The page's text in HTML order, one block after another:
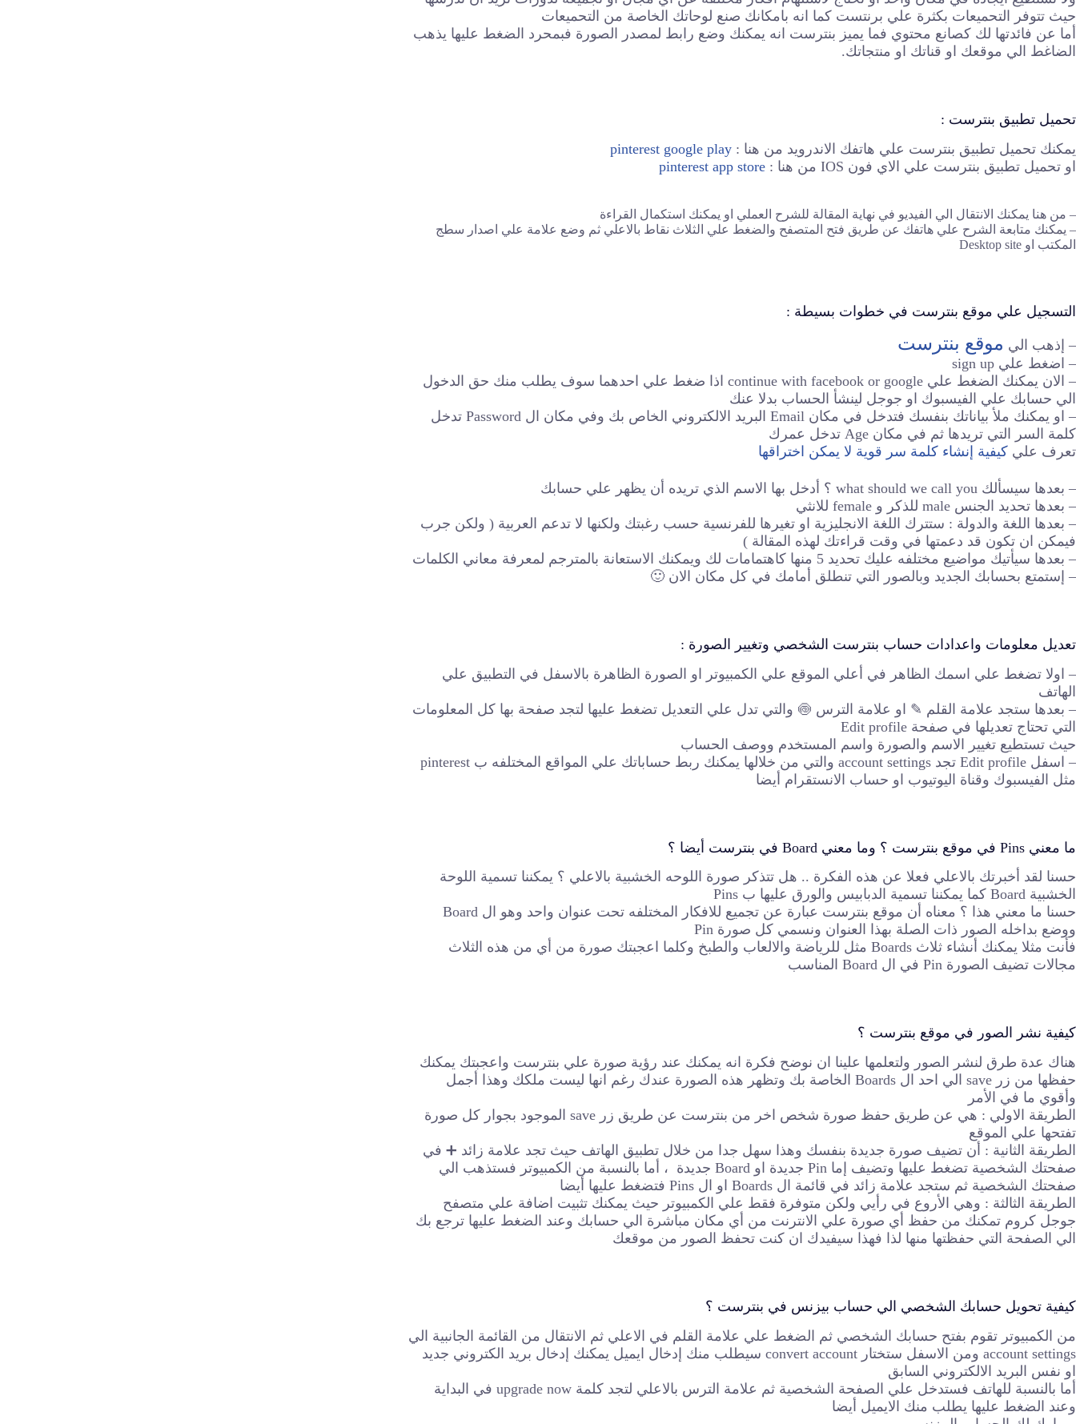
حيث تتوفر التحميعات بكثرة علي برنتست كما انه بامكانك صنع لوحاتك الخاصة من التحميعات
أما عن فائدتها لك كصانع محتوي فما يميز بنترست انه يمكنك وضع رابط لمصدر الصورة فبمحرد الضغط عليها يذهب
الضاغط الي موقعك او قناتك او منتجاتك.
تحميل تطبيق بنترست :
يمكنك تحميل تطبيق بنترست علي هاتفك الاندرويد من هنا : pinterest google play
او تحميل تطبيق بنترست علي الاي فون IOS من هنا :
pinterest app store
– من هنا يمكنك الانتقال الي الفيديو في نهاية المقالة للشرح العملي او يمكنك استكمال القراءة
– يمكنك متابعة الشرح علي هاتفك عن طريق فتح المتصفح والضغط علي الثلاث نقاط بالاعلي ثم وضع علامة علي اصدار سطج
المكتب او Desktop site
التسجيل علي موقع بنترست في خطوات بسيطة :
– إذهب الي موقع بنترست
– اضغط علي sign up
– الان يمكنك الضغط علي continue with facebook or google اذا ضغط علي احدهما سوف يطلب منك حق الدخول
الي حسابك علي الفيسبوك او جوجل لينشأ الحساب بدلا عنك
– او يمكنك ملأ بياناتك بنفسك فتدخل في مكان Email البريد الالكتروني الخاص بك وفي مكان ال Password تدخل
كلمة السر التي تريدها ثم في مكان Age تدخل عمرك
تعرف علي كيفية إنشاء كلمة سر قوية لا يمكن اختراقها
– بعدها سيسألك what should we call you ؟ أدخل بها الاسم الذي تريده أن يظهر علي حسابك
– بعدها تحديد الجنس male للذكر و female للانثي
– بعدها اللغة والدولة : ستترك اللغة الانجليزية او تغيرها للفرنسية حسب رغبتك ولكنها لا تدعم العربية ( ولكن جرب
فيمكن ان تكون قد دعمتها في وقت قراءتك لهذه المقالة )
– بعدها سيأتيك مواضيع مختلفه عليك تحديد 5 منها كاهتمامات لك ويمكنك الاستعانة بالمترجم لمعرفة معاني الكلمات
– إستمتع بحسابك الجديد وبالصور التي تنطلق أمامك في كل مكان الان 🙂
تعديل معلومات واعدادات حساب بنترست الشخصي وتغيير الصورة :
– اولا تضغط علي اسمك الظاهر في أعلي الموقع علي الكمبيوتر او الصورة الظاهرة بالاسفل في التطبيق علي
الهاتف
– بعدها ستجد علامة القلم ✎ او علامة الترس 🍥 والتي تدل علي التعديل تضغط عليها لتجد صفحة بها كل المعلومات
التي تحتاج تعديلها في صفحة Edit profile
حيث تستطيع تغيير الاسم والصورة واسم المستخدم ووصف الحساب
– اسفل Edit profile تجد account settings والتي من خلالها يمكنك ربط حساباتك علي المواقع المختلفه ب pinterest
مثل الفيسبوك وقناة اليوتيوب او حساب الانستقرام أيضا
ما معني Pins في موقع بنترست ؟ وما معني Board في بنترست أيضا ؟
حسنا لقد أخبرتك بالاعلي فعلا عن هذه الفكرة .. هل تتذكر صورة اللوحه الخشبية بالاعلي ؟ يمكننا تسمية اللوحة
الخشبية Board كما يمكننا تسمية الدبابيس والورق عليها ب Pins
حسنا ما معني هذا ؟ معناه أن موقع بنترست عبارة عن تجميع للافكار المختلفه تحت عنوان واحد وهو ال Board
ووضع بداخله الصور ذات الصلة بهذا العنوان ونسمي كل صورة Pin
فأنت مثلا يمكنك أنشاء ثلاث Boards مثل للرياضة والالعاب والطبخ وكلما اعجبتك صورة من أي من هذه الثلاث
مجالات تضيف الصورة Pin في ال Board المناسب
كيفية نشر الصور في موقع بنترست ؟
هناك عدة طرق لنشر الصور ولتعلمها علينا ان نوضح فكرة انه يمكنك عند رؤية صورة علي بنترست واعجبتك يمكنك
حفظها من زر save الي احد ال Boards الخاصة بك وتظهر هذه الصورة عندك رغم انها ليست ملكك وهذا أجمل
وأقوي ما في الأمر
الطريقة الاولي : هي عن طريق حفظ صورة شخص اخر من بنترست عن طريق زر save الموجود بجوار كل صورة
تفتحها علي الموقع
الطريقة الثانية : أن تضيف صورة جديدة بنفسك وهذا سهل جدا من خلال تطبيق الهاتف حيث تجد علامة زائد ➕ في
صفحتك الشخصية تضغط عليها وتضيف إما Pin جديدة او Board جديدة ، أما بالنسبة من الكمبيوتر فستذهب الي
صفحتك الشخصية ثم ستجد علامة زائد في قائمة ال Boards او ال Pins فتضغط عليها أيضا
الطريقة الثالثة : وهي الأروع في رأيي ولكن متوفرة فقط علي الكمبيوتر حيث يمكنك تثبيت اضافة علي متصفح
جوجل كروم تمكنك من حفظ أي صورة علي الانترنت من أي مكان مباشرة الي حسابك وعند الضغط عليها ترجع بك
الي الصفحة التي حفظتها منها لذا فهذا سيفيدك ان كنت تحفظ الصور من موقعك
كيفية تحويل حسابك الشخصي الي حساب بيزنس في بنترست ؟
من الكمبيوتر تقوم بفتح حسابك الشخصي ثم الضغط علي علامة القلم في الاعلي ثم الانتقال من القائمة الجانبية الي
account settings ومن الاسفل ستختار convert account سيطلب منك إدخال ايميل يمكنك إدخال بريد الكتروني جديد
او نفس البريد الالكتروني السابق
أما بالنسبة للهاتف فستدخل علي الصفحة الشخصية ثم علامة الترس بالاعلي لتجد كلمة upgrade now في البداية
وعند الضغط عليها يطلب منك الايميل أيضا